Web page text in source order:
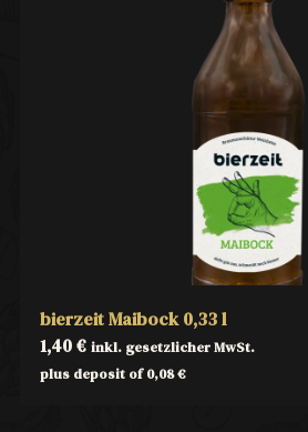
bierzeit Maibock 0,33 l
1,40€ inkl. gesetzlicher MwSt.
plus deposit of0,08€